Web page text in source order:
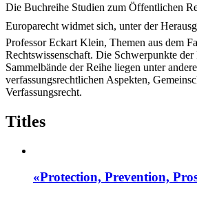
Die Buchreihe Studien zum Öffentlichen
Europarecht widmet sich, unter der
Professor Eckart Klein, Themen aus dem
Rechtswissenschaft. Die Schwerpunkte
Sammelbände der Reihe liegen unter
verfassungsrechtlichen Aspekten,
Verfassungsrecht.
Titles
«Protection, Prevention,